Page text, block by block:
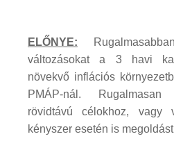
ELŐNYE:
változásokat a 3 havi
növekvő inflációs
PMÁP-nál.
rövidtávú célokhoz, vagy
kényszer esetén is